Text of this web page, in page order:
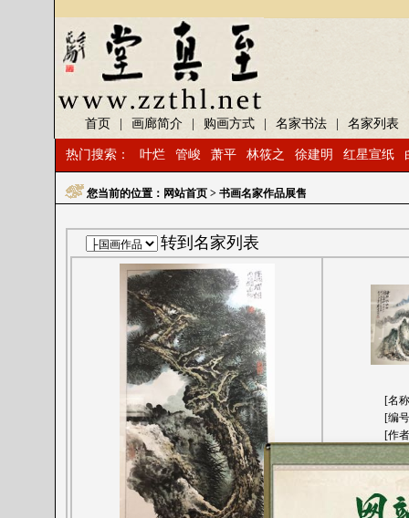
首页 画廊简介 购画方式 名家书法 名家列表
热门搜索： 叶烂 管峻 萧平 林筱之 徐建明 红星宣纸
您当前的位置： 网站首页 > 书画名家作品展售
转到名家列表
[名
[编
[作
[价
[规
[销